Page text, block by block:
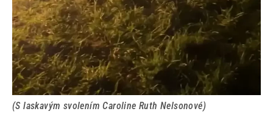
(S laskavým svolením Caroline Ruth Nelsonové)